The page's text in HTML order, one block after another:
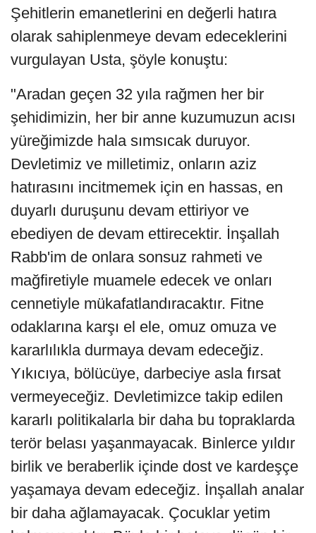
Şehitlerin emanetlerini en değerli hatıra
olarak sahiplenmeye devam edeceklerini
vurgulayan Usta, şöyle konuştu:
"Aradan geçen 32 yıla rağmen her bir
şehidimizin, her bir anne kuzumuzun acısı
yüreğimizde hala sımsıcak duruyor.
Devletimiz ve milletimiz, onların aziz
hatırasını incitmemek için en hassas, en
duyarlı duruşunu devam ettiriyor ve
ebediyen de devam ettirecektir. İnşallah
Rabb'im de onlara sonsuz rahmeti ve
mağfiretiyle muamele edecek ve onları
cennetiyle mükafatlandıracaktır. Fitne
odaklarına karşı el ele, omuz omuza ve
kararlılıkla durmaya devam edeceğiz.
Yıkıcıya, bölücüye, darbeciye asla fırsat
vermeyeceğiz. Devletimizce takip edilen
kararlı politikalarla bir daha bu topraklarda
terör belası yaşanmayacak. Binlerce yıldır
birlik ve beraberlik içinde dost ve kardeşçe
yaşamaya devam edeceğiz. İnşallah analar
bir daha ağlamayacak. Çocuklar yetim